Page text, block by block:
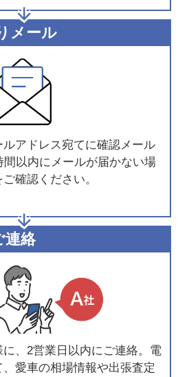
メール
アドレス宛てに確認メール
以内にメールが届かない場
ご確認ください。
連絡
、2営業日以内にご連絡。電
愛車の相場情報や出張査定